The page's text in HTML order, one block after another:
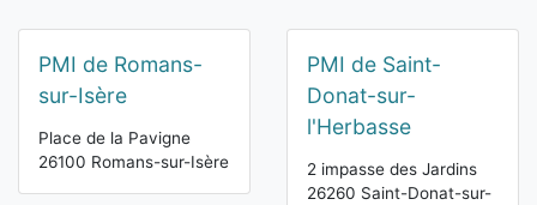
PMI de Romans-
sur-Isère
Place de la Pavigne
26100 Romans-sur-Isère
PMI de Saint-
Donat-sur-
l'Herbasse
2 impasse des Jardins
26260 Saint-Donat-sur-